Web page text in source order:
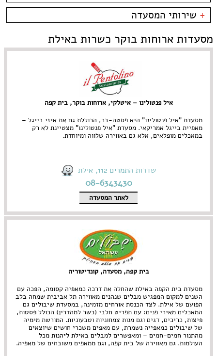
קניון מול הים - טיילת
צמחוני/טבעוני
פירות ים
סושי
אוכל ביתי
בית קפה
טאפאס בר
סיני
כשרות
כשר למהדרין
+ שירותי המסעדה
משלוחים
מסעדות ארוחות בוקר כשרות באילת
איל פנטולינו – איטלקי, ארוחות בוקר, בית קפה
מסעדת "איל פנטולינו" היא פסטה-בר, הכוללת גם את איזי בייגל –
מאפיית בייגל אמריקאי. מסעדת "איל פנטולינו" מצטיינת לא רק
במאכלים מופלאים, אלא גם באווירה שלווה ומיוחדת.
שדרות התמרים 112, אילת
08-6343430
לאתר המסעדה
בית קפה, מסעדה, קונדיטוריה
מסעדת בית הקפה באילת שהחלה את דרכה כמאפיה קסומה, הפכה עם
השנים למקום המפגיש מבלים שנהנים מאווירה תל אביבית שמחה בלב
הפועם של אילת. לצד הכנסת אורחים מזמינה, במסעדת שיבולים גם
המאכלים מאירי פנים: עם תפריט חלבי (כשר למהדרין) הכולל פסטות,
פיצות, כריכים, דגים וגם מנות צמחוניות וטבעוניות. המורשת מימיה
של שיבולים כמאפייה נשמרת, עם מאפים משכרי חושים שיוצאים
מהתנור חמים-חמים – ומאפשרים למבלים באילת ליהנות מכל
העולמות. גם מאווירה של בית קפה, וגם ממאפים משובחים של מאפיה.